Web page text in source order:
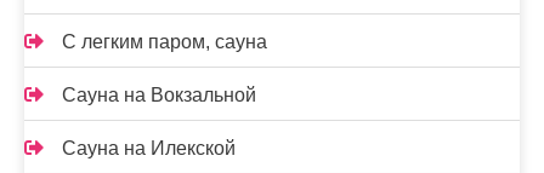
С легким паром, сауна
Сауна на Вокзальной
Сауна на Илекской